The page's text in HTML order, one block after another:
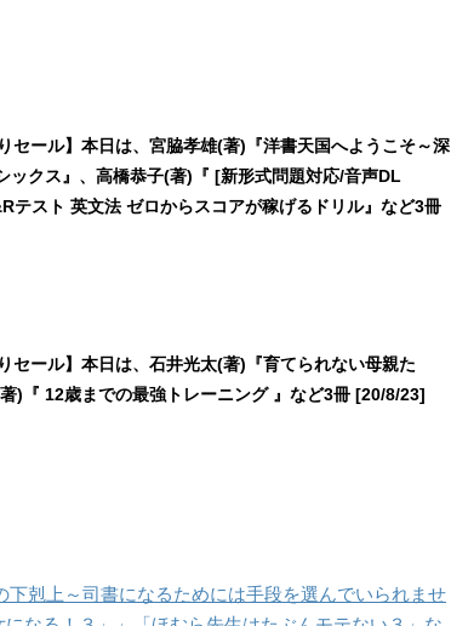
セール】本日は、宮脇孝雄(著)『洋書天国へようこそ～深
ックス』、高橋恭子(著)『 [新形式問題対応/音声DL
テスト 英文法 ゼロからスコアが稼げるドリル』など3冊
セール】本日は、石井光太(著)『育てられない母親た
)『 12歳までの最強トレーニング 』など3冊 [20/8/23]
下剋上～司書になるためには手段を選んでいられませ